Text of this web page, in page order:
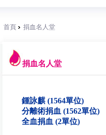
首頁 捐血名人堂
捐血名人堂
鍾詠麒 (1564單位)
分離術捐血 (1562單位)
全血捐血 (2單位)